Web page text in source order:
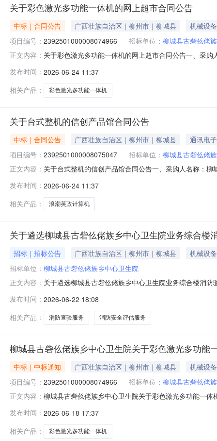
关于彩色激光多功能一体机的网上超市合同公告
中标｜合同公告 广西壮族自治区｜柳州市｜柳城县
机械设备
项目编号： 2392501000008074966 招标单位： 柳城县古砦仫佬
正文内容： 关于彩色激光多功能一体机的网上超市合同公告一、采
(元)1佳能imageCLASSMF643CdwA4幅面彩色激光多
发布时间： 2026-06-24 11:37
相关产品：
彩色激光多功能一体机
关于台式整机的信创产品馆合同公告
中标｜合同公告 广西壮族自治区｜柳州市｜柳城县
通讯电子
项目编号： 2392501000008075047 招标单位： 柳城县古砦仫佬
正文内容： 关于台式整机的信创产品馆合同公告一、采购人名称：
英政计算机CE530H（海光C86-3G-3350/16G内存/
发布时间： 2026-06-24 11:37
相关产品：
浪潮英政计算机
关于遴选柳城县古砦仫佬族乡中心卫生院业务综合楼
招标｜招标公告 广西壮族自治区｜柳州市｜柳城县
机械设备
招标单位： 柳城县古砦仫佬族乡中心卫生院
正文内容： 关于遴选柳城县古砦仫佬族乡中心卫生院业务综合楼消
一、项目名称柳城县古砦仫佬族乡中心卫生院业务综合
柳城县柳城县古砦仫佬族乡中心卫生院内建筑
发布时间： 2026-06-22 18:08
相关产品：
消防查验服务 消防安全评估服务
柳城县古砦仫佬族乡中心卫生院关于彩色激光多功能
中标｜中标通知 广西壮族自治区｜柳州市｜柳城县
机械设备
项目编号： 2392501000008074966 招标单位： 柳城县古砦仫佬
正文内容： 柳城县古砦仫佬族乡中心卫生院关于彩色激光多功能一
项目项目编号:2392501000008074966项目联系人:韦桂
发布时间： 2026-06-18 17:37
相关产品：
彩色激光多功能一体机